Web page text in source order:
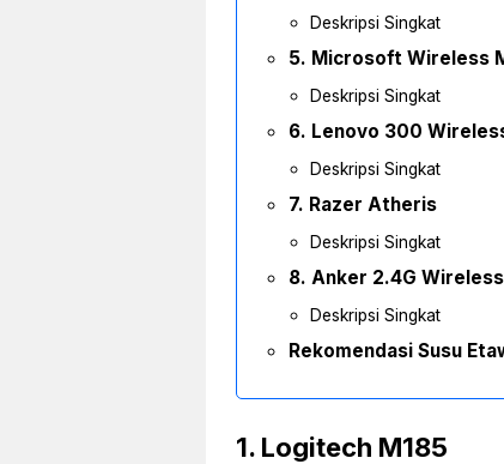
Deskripsi Singkat
5. Microsoft Wireless
Deskripsi Singkat
6. Lenovo 300
Deskripsi Singkat
7. Razer Atheris
Deskripsi Singkat
8. Anker 2.4G
Deskripsi Singkat
Rekomendasi Susu
1. Logitech M185